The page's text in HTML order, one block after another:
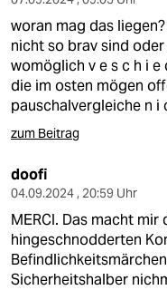
woran mag das
nicht so brav sind
womöglich v e s c h i e
die im osten mögen
pauschalvergleiche n i
zum Beitrag
doofi
04.09.2024 , 20:59 Uhr
MERCI. Das macht
hingeschnodderten
Sicherheitshalber